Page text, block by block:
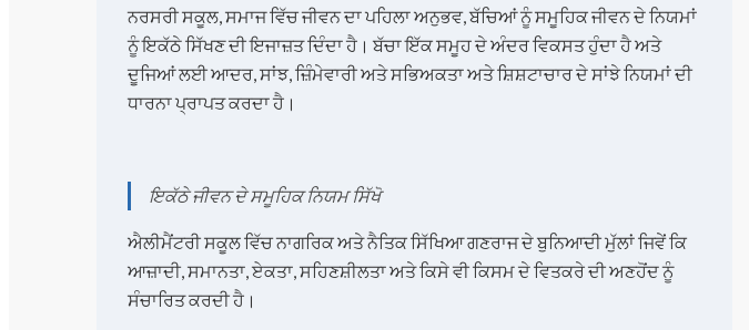
ਨਰਸਰੀ ਸਕੂਲ, ਸਮਾਜ ਵਿੱਚ ਜੀਵਨ ਦਾ ਪਹਿਲਾ ਅਨੁਭਵ, ਬੱਚਿਆਂ ਨੂੰ ਸਮੂਹਿਕ ਜੀਵਨ ਦੇ ਨਿਯਮਾਂ
ਨੂੰ ਇਕੱਠੇ ਸਿੱਖਣ ਦੀ ਇਜਾਜ਼ਤ ਦਿੰਦਾ ਹੈ। ਬੱਚਾ ਇੱਕ ਸਮੂਹ ਦੇ ਅੰਦਰ ਵਿਕਸਤ ਹੁੰਦਾ ਹੈ ਅਤੇ
ਦੂਜਿਆਂ ਲਈ ਆਦਰ, ਸਾਂਝ, ਜ਼ਿੰਮੇਵਾਰੀ ਅਤੇ ਸਭਿਅਕਤਾ ਅਤੇ ਸ਼ਿਸ਼ਟਾਚਾਰ ਦੇ ਸਾਂਝੇ ਨਿਯਮਾਂ ਦੀ
ਧਾਰਨਾ ਪ੍ਰਾਪਤ ਕਰਦਾ ਹੈ।
ਇਕੱਠੇ ਜੀਵਨ ਦੇ ਸਮੂਹਿਕ ਨਿਯਮ ਸਿੱਖੋ
ਐਲੀਮੈਂਟਰੀ ਸਕੂਲ ਵਿੱਚ ਨਾਗਰਿਕ ਅਤੇ ਨੈਤਿਕ ਸਿੱਖਿਆ ਗਣਰਾਜ ਦੇ ਬੁਨਿਆਦੀ ਮੁੱਲਾਂ ਜਿਵੇਂ ਕਿ
ਆਜ਼ਾਦੀ, ਸਮਾਨਤਾ, ਏਕਤਾ, ਸਹਿਣਸ਼ੀਲਤਾ ਅਤੇ ਕਿਸੇ ਵੀ ਕਿਸਮ ਦੇ ਵਿਤਕਰੇ ਦੀ ਅਣਹੋਂਦ ਨੂੰ
ਸੰਚਾਰਿਤ ਕਰਦੀ ਹੈ।